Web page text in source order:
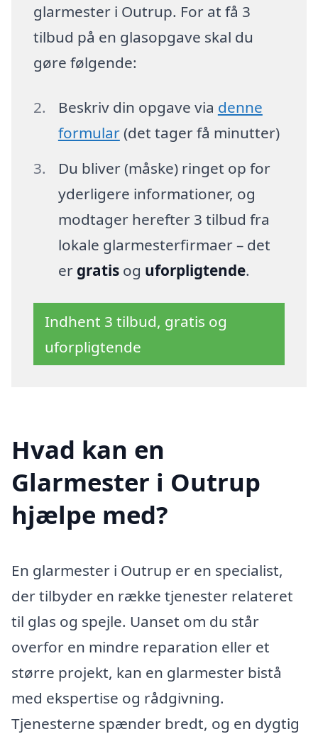
glarmester i Outrup. For at få 3
tilbud på en glasopgave skal du
gøre følgende:
Beskriv din opgave via denne
formular(det tager få minutter)
Du bliver (måske) ringet op for
yderligere informationer, og
modtager herefter 3 tilbud fra
lokale glarmesterfirmaer – det
er gratisog uforpligtende.
Indhent 3 tilbud, gratis og
uforpligtende
Hvad kan en
Glarmester i Outrup
hjælpe med?
En glarmester i Outrup er en specialist,
der tilbyder en række tjenester relateret
til glas og spejle. Uanset om du står
overfor en mindre reparation eller et
større projekt, kan en glarmester bistå
med ekspertise og rådgivning.
Tjenesterne spænder bredt, og en dygtig